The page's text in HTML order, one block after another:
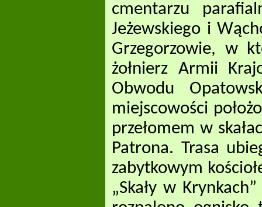
cmentarzu
Jeżewskiego i
Grzegorzowie, w
żołnierz Armii
Obwodu
miejscowości
przełomem w
Patrona. Trasa
zabytkowym
„Skały w